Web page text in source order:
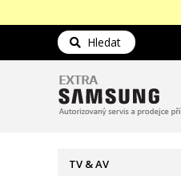
Hledat
TV & AV